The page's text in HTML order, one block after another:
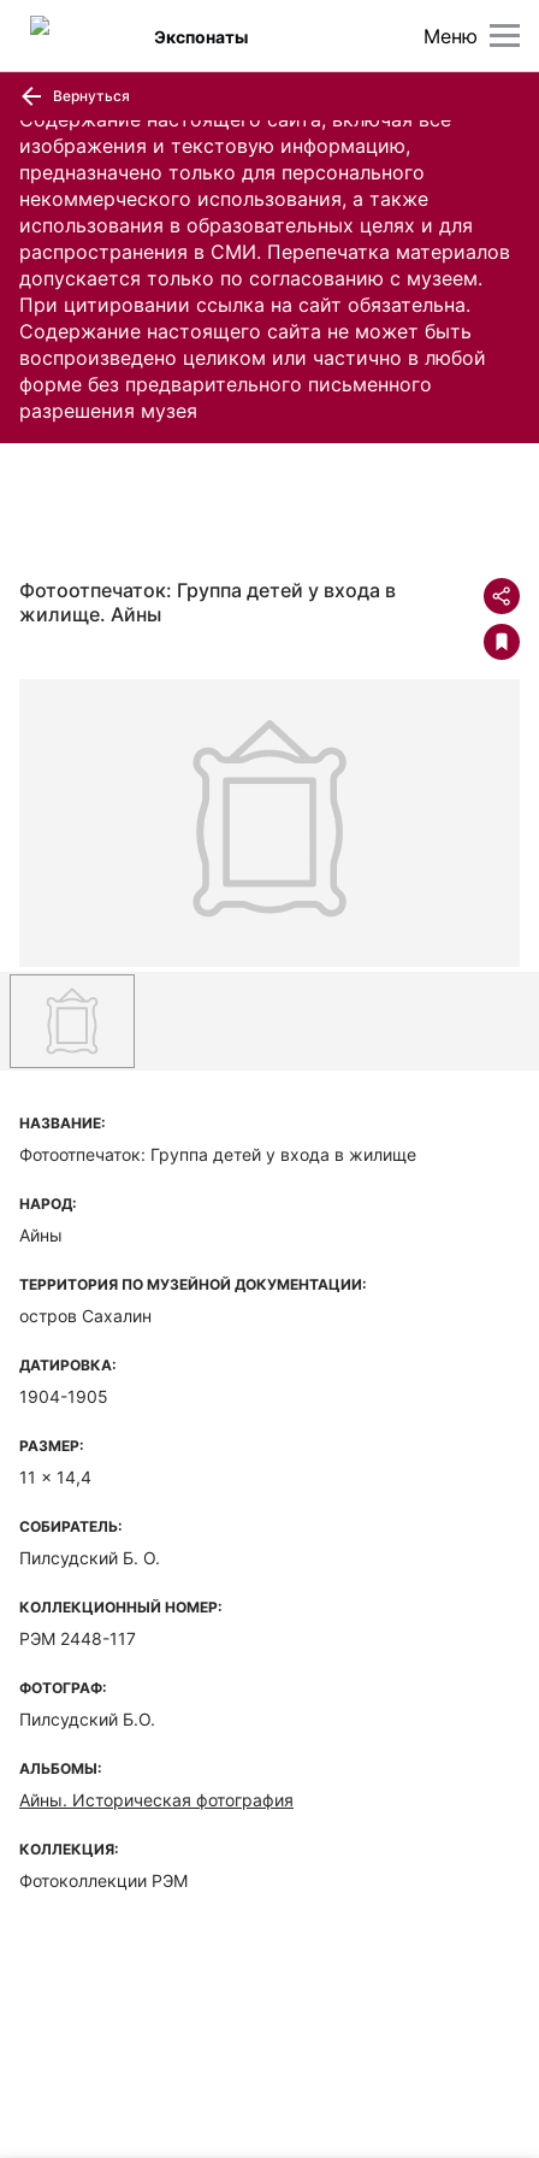
Содержание настоящего сайта, включая все
изображения и текстовую информацию,
предназначено только для персонального
некоммерческого использования, а также
использования в образовательных целях и для
распространения в СМИ. Перепечатка материалов
допускается только по согласованию с музеем.
При цитировании ссылка на сайт обязательна.
Содержание настоящего сайта не может быть
воспроизведено целиком или частично в любой
форме без предварительного письменного
разрешения музея
Меню
Экспонаты
Вернуться
Фотоотпечаток: Группа детей у входа в
жилище. Айны
НАЗВАНИЕ:
Фотоотпечаток: Группа детей у входа в жилище
НАРОД:
Айны
ТЕРРИТОРИЯ ПО МУЗЕЙНОЙ ДОКУМЕНТАЦИИ:
остров Сахалин
ДАТИРОВКА:
1904-1905
РАЗМЕР:
11 x 14,4
СОБИРАТЕЛЬ:
Пилсудский Б. О.
КОЛЛЕКЦИОННЫЙ НОМЕР:
РЭМ 2448-117
ФОТОГРАФ:
Пилсудский Б.О.
АЛЬБОМЫ:
Айны. Историческая фотография
КОЛЛЕКЦИЯ:
Фотоколлекции РЭМ